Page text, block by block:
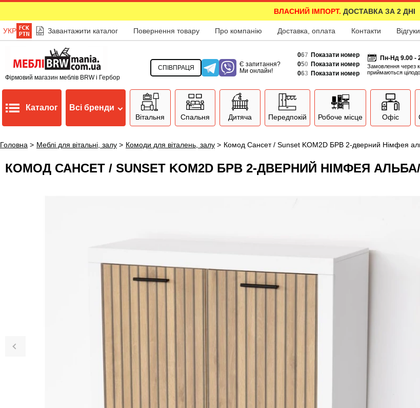
ВЛАСНИЙ ІМПОРТ. ДОСТАВКА ЗА 2 ДНІ
УКР Завантажити каталог Повернення товару Про компанію Доставка, оплата Контакти Відгуки
Фірмовий магазин меблів BRW і Гербор
СПІВПРАЦЯ
Є запитання?
Ми онлайн!
067 Показати номер
050 Показати номер
063 Показати номер
Пн-Нд 9.00 -
Замовлення через
приймаються
Каталог Всі бренди
Вітальня Спальня Дитяча Передпокій Робоче місце Офіс
Головна > Меблі для вітальні, залу > Комоди для віталень, залу > Комод Сансет / Sunset KOM2D БРВ 2-дверний Німфея
КОМОД САНСЕТ / SUNSET KOM2D БРВ 2-ДВЕРНИЙ НІМФЕЯ